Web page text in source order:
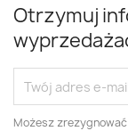
Otrzymuj
Możesz